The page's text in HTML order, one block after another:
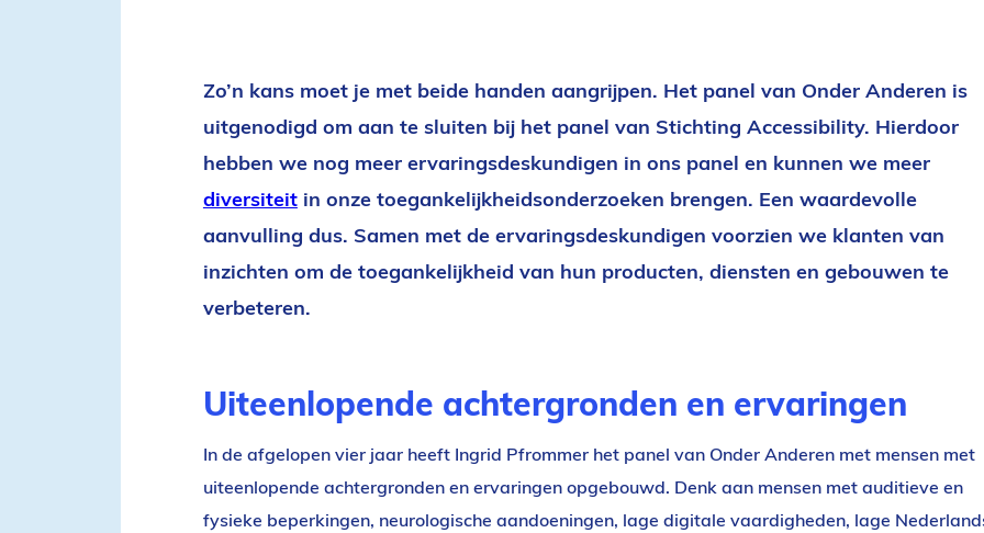
Zo’n kans moet je met beide handen aangrijpen. Het panel van Onder Anderen is
uitgenodigd om aan te sluiten bij het panel van Stichting Accessibility. Hierdoor
hebben we nog meer ervaringsdeskundigen in ons panel en kunnen we meer
diversiteitin onze toegankelijkheidsonderzoeken brengen. Een waardevolle
aanvulling dus. Samen met de ervaringsdeskundigen voorzien we klanten van
inzichten om de toegankelijkheid van hun producten, diensten en gebouwen te
verbeteren.
Uiteenlopende achtergronden en ervaringen
In de afgelopen vier jaar heeft Ingrid Pfrommer het panel van Onder Anderen met mensen met
uiteenlopende achtergronden en ervaringen opgebouwd. Denk aan mensen met auditieve en
fysieke beperkingen, neurologische aandoeningen, lage digitale vaardigheden, lage